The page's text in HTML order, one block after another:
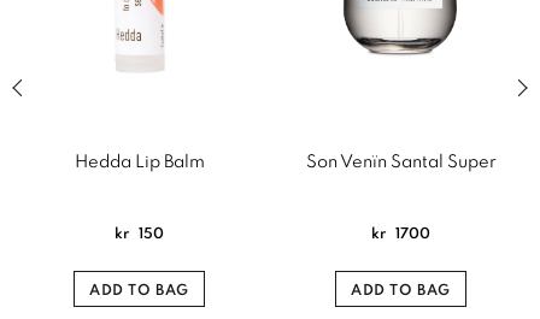
slide of related products slider
Hedda Lip Balm
kr 150
ADD TO BAG
Son Venïn Santal Super
kr 1700
ADD TO BAG